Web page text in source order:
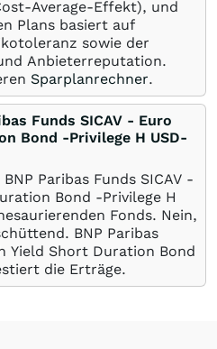
Average-Effekt), und
Plans basiert auf
sowie der
Anbieterreputation.
Sparplanrechner.
Funds SICAV - Euro
Bond -Privilege H USD-
Paribas Funds SICAV -
Bond -Privilege H
Fonds. Nein,
BNP Paribas
Yield Short Duration Bond
die Erträge.